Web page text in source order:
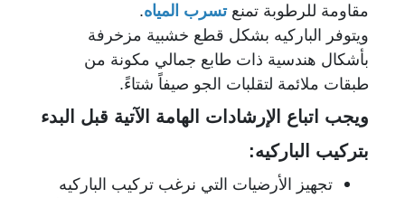
مقاومة للرطوبة تمنعتسرب المياه.
ويتوفر الباركيه بشكل قطع خشبية مزخرفة
بأشكال هندسية ذات طابع جمالي مكونة من
طبقات ملائمة لتقلبات الجو صيفاً شتاءً.
ويجب اتباع الإرشادات الهامة الآتية قبل البدء
بتركيب الباركيه:
تجهيز الأرضيات التي نرغب تركيب الباركيه